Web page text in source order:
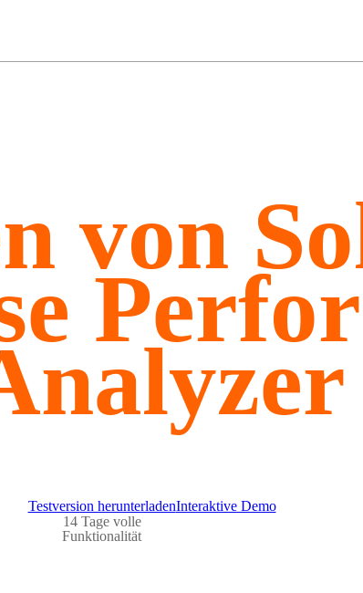
von
Testversion herunterladen
14 Tage volle
Funktionalität
Interaktive Demo